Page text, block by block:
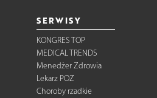
SERWISY
KONGRES TOP
MEDICAL TRENDS
Menedżer Zdrowia
Lekarz POZ
Choroby rzadkie